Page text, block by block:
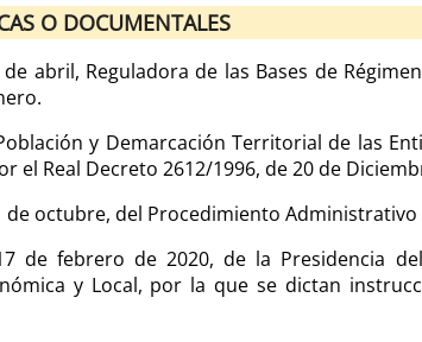
O DOCUMENTALES
de abril, Reguladora de las Bases de
y Demarcación Territorial de las
el Real Decreto 2612/1996, de 20 de
de octubre, del Procedimiento
de febrero de 2020, de la Presidencia
y Local, por la que se dictan